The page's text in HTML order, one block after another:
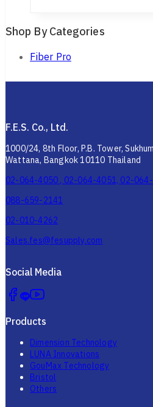
Shop By Categories
Fiber Pro
F.E.S. Co., Ltd.
1000/24, 8th Floor, P.B. Tower,
Wattana, Bangkok 10110 Thailand
02-064-4050 , 02-064-4051, 02-
088-659-2141
02-010-4262
Sales.fes@fesupply.com
Social Media
Products
Dimension Technology
LUNA Innovations
GouMax Technology
Bristol
Others